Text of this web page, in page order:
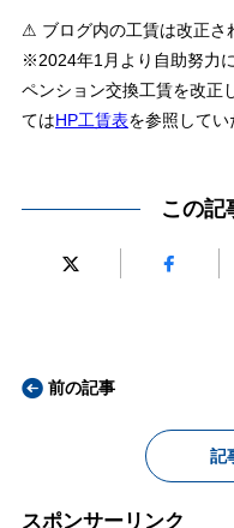
⚠ ブログ内の工賃は改正さ
※2024年1月より自助努力
ペンション交換工賃を改正
てはHP工賃表を参照してい
この記
前の記事
記
スポンサーリンク